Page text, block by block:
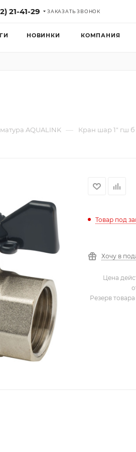
21-41-29 ЗАКАЗАТЬ ЗВОНОК
НОВИНКИ КОМПАНИЯ
AQUALINK — Кран шар 1" гш б
Товар под
Хочу в
Цена
Резерв